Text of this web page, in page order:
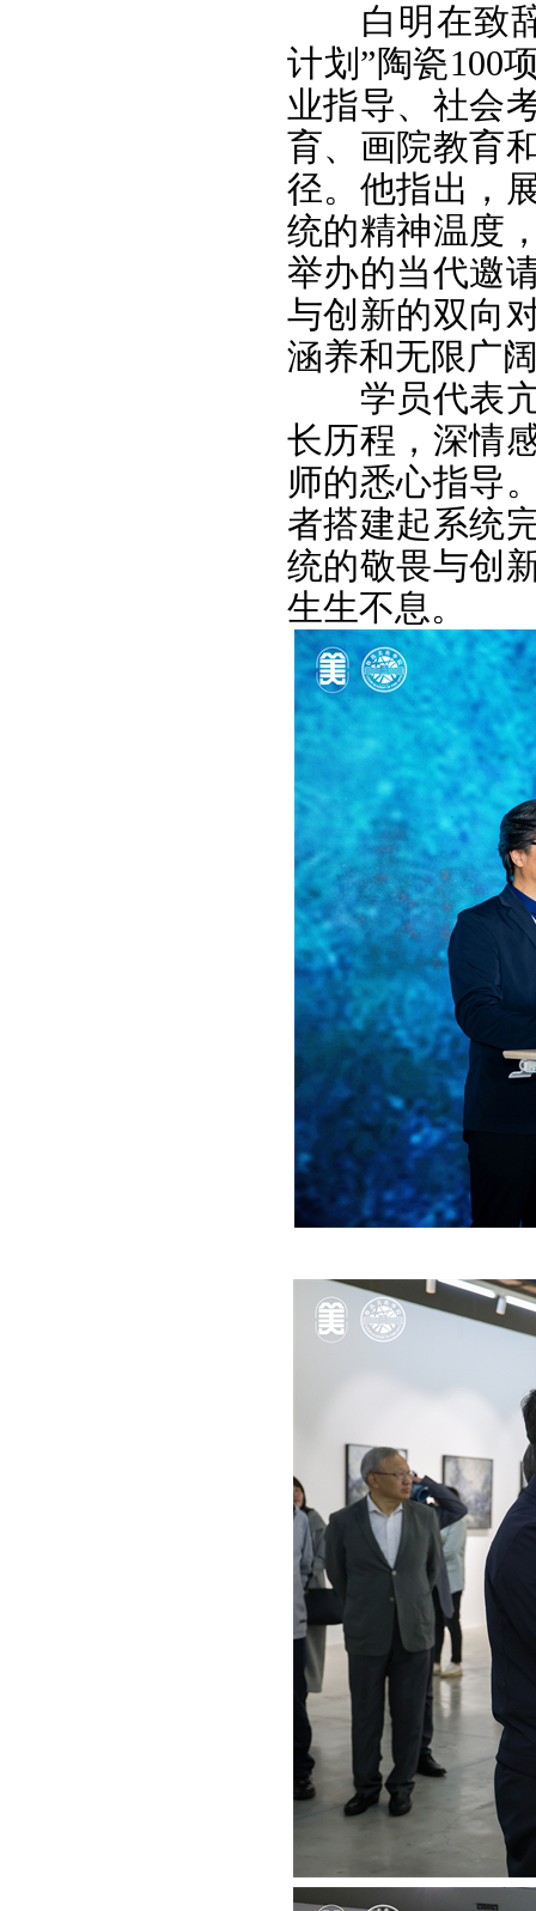
白明在致
计划”陶瓷100
业指导、社会
育、画院教育
径。他指出，
统的精神温度
举办的当代邀
与创新的双向
涵养和无限广
学员代表
长历程，深情
师的悉心指导
者搭建起系统
统的敬畏与创
生生不息。